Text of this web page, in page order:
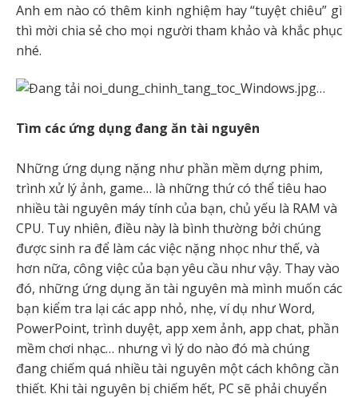
Anh em nào có thêm kinh nghiệm hay “tuyệt chiêu” gì
thì mời chia sẻ cho mọi người tham khảo và khắc phục
nhé.
Tìm các ứng dụng đang ăn tài nguyên
Những ứng dụng nặng như phần mềm dựng phim,
trình xử lý ảnh, game… là những thứ có thể tiêu hao
nhiều tài nguyên máy tính của bạn, chủ yếu là RAM và
CPU. Tuy nhiên, điều này là bình thường bởi chúng
được sinh ra để làm các việc nặng nhọc như thế, và
hơn nữa, công việc của bạn yêu cầu như vậy. Thay vào
đó, những ứng dụng ăn tài nguyên mà mình muốn các
bạn kiểm tra lại các app nhỏ, nhẹ, ví dụ như Word,
PowerPoint, trình duyệt, app xem ảnh, app chat, phần
mềm chơi nhạc… nhưng vì lý do nào đó mà chúng
đang chiếm quá nhiều tài nguyên một cách không cần
thiết. Khi tài nguyên bị chiếm hết, PC sẽ phải chuyển